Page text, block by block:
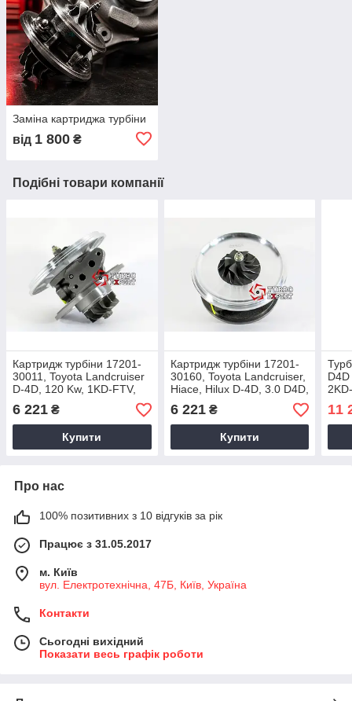
Заміна картриджа турбіни
від 1 800 ₴
Подібні товари компанії
Картридж турбіни 17201-
30011, Toyota Landcruiser
D-4D, 120 Kw, 1KD-FTV,
6 221 ₴
Купити
Картридж турбіни 17201-
30160, Toyota Landcruiser,
Hiace, Hilux D-4D, 3.0 D4D,
2005+
6 221₴
Купити
11
Про нас
100% позитивних з 10 відгуків за рік
Працює з 31.05.2017
м. Київ
вул. Електротехнічна, 47Б, Київ, Україна
Контакти
Сьогодні вихідний
Показати весь графік роботи